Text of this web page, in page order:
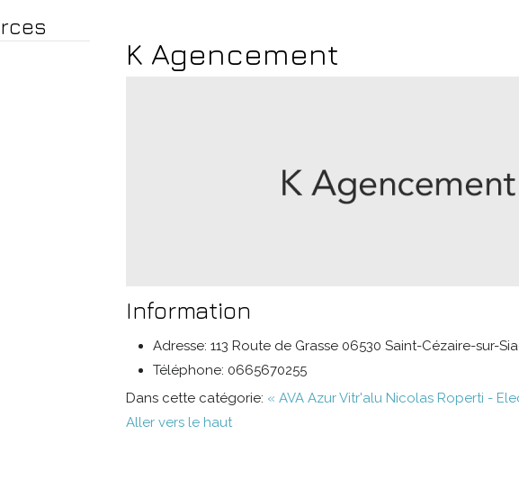
K Agencement
Information
Adresse: 113 Route de Grasse 06530 Saint-Cézaire-sur-
Téléphone: 0665670255
Dans cette catégorie: « AVA Azur Vitr'alu Nicolas Roperti -
Aller vers le haut